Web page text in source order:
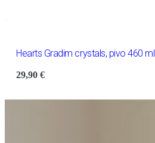
Hearts Gradim crystals, pivo 460 ml
29,90€